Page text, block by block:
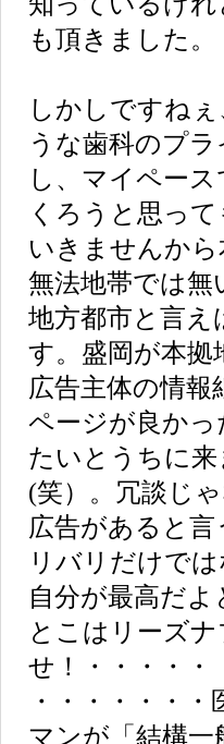
も頂きました。
しかしですね
うな歯科のプ
し、マイペー
くろうと思っ
いきませんか
無法地帯では無
地方都市と言え
す。盛岡が本拠
広告主体の情
ページが良か
たいとうちに
(笑）。冗談じ
広告があると
リバリだけで
自分が最高だ
とこはリーズ
せ！・・・・・
・・・・・・
マンが「結構